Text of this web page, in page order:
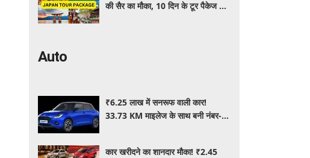
की सैर का मौका, 10 दिन के टूर पैकेज में
Auto
₹6.25 लाख में सनरूफ वाली कार!
33.73 KM माइलेज के साथ बनी नंबर-1
कार खरीदने का शानदार मौका! ₹2.45